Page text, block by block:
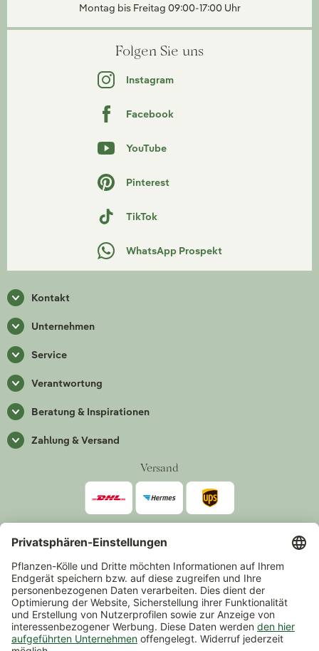
Montag bis Freitag 09:00-17:00 Uhr
Folgen Sie uns
Instagram
Facebook
YouTube
Pinterest
TikTok
WhatsApp Prospekt
Kontakt
Unternehmen
Service
Verantwortung
Beratung & Inspirationen
Zahlung & Versand
Versand
*Alle Preise inkl. gesetzlicher Mehrwertsteuer zzgl.Versand
Mindestbestellwert 14,90 €, ausgenommen sind Gutscheine und
Events.